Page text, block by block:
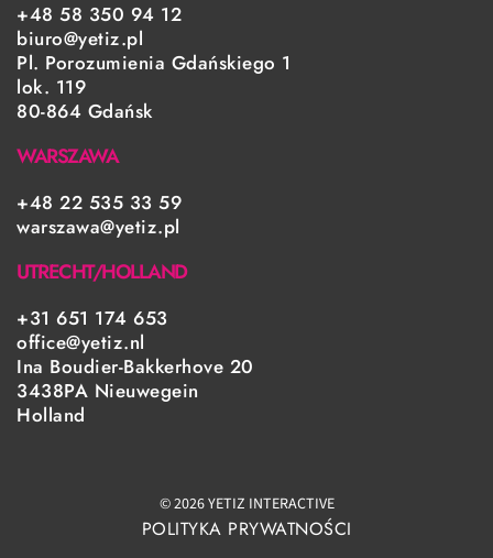
+48 58 350 94 12
biuro@yetiz.pl
Pl. Porozumienia Gdańskiego 1
lok. 119
80-864 Gdańsk
WARSZAWA
+48 22 535 33 59
warszawa@yetiz.pl
UTRECHT/HOLLAND
+31 651 174 653
office@yetiz.nl
Ina Boudier-Bakkerhove 20
3438PA Nieuwegein
Holland
© 2026 YETIZ INTERACTIVE
POLITYKA PRYWATNOŚCI